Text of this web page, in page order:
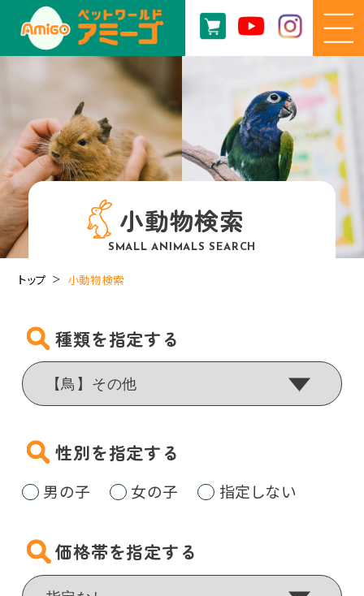
小動物検索
SMALL ANIMALS SEARCH
トップ 小動物検索
種類を指定する
性別を指定する
男の子 女の子 指定しない
価格帯を指定する